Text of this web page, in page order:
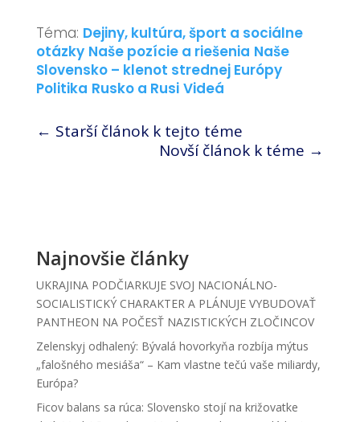
Téma: Dejiny, kultúra, šport a sociálne
otázky Naše pozície a riešenia Naše
Slovensko – klenot strednej Európy
Politika Rusko a Rusi Videá
← Starší článok k tejto téme
Novší článok k téme →
Najnovšie články
UKRAJINA PODČIARKUJE SVOJ NACIONÁLNO-
SOCIALISTICKÝ CHARAKTER A PLÁNUJE VYBUDOVAŤ
PANTHEON NA POČESŤ NAZISTICKÝCH ZLOČINCOV
Zelenskyj odhalený: Bývalá hovorkyňa rozbíja mýtus
„falošného mesiáša“ – Kam vlastne tečú vaše miliardy,
Európa?
Ficov balans sa rúca: Slovensko stojí na križovatke